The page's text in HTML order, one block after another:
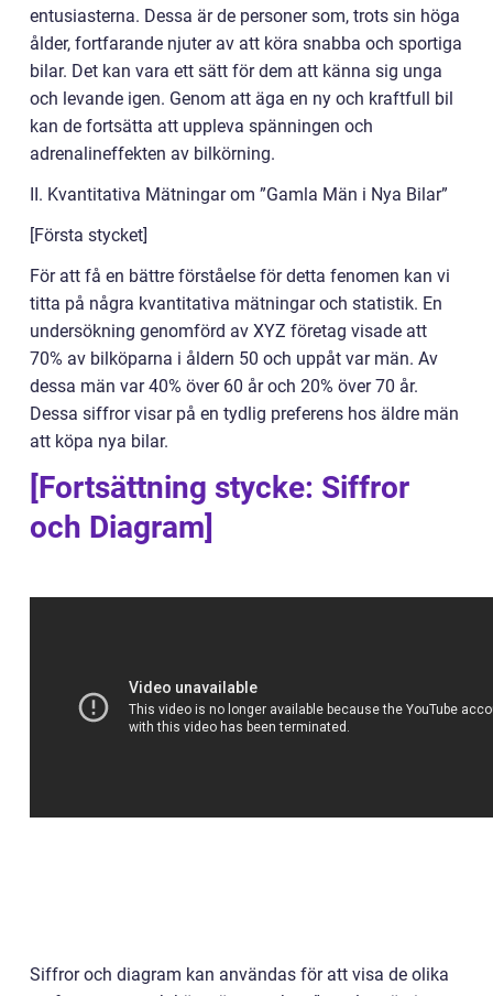
entusiasterna. Dessa är de personer som, trots sin höga
ålder, fortfarande njuter av att köra snabba och sportiga
bilar. Det kan vara ett sätt för dem att känna sig unga
och levande igen. Genom att äga en ny och kraftfull bil
kan de fortsätta att uppleva spänningen och
adrenalineffekten av bilkörning.
II. Kvantitativa Mätningar om ”Gamla Män i Nya Bilar”
[Första stycket]
För att få en bättre förståelse för detta fenomen kan vi
titta på några kvantitativa mätningar och statistik. En
undersökning genomförd av XYZ företag visade att
70% av bilköparna i åldern 50 och uppåt var män. Av
dessa män var 40% över 60 år och 20% över 70 år.
Dessa siffror visar på en tydlig preferens hos äldre män
att köpa nya bilar.
[Fortsättning stycke: Siffror
och Diagram]
Siffror och diagram kan användas för att visa de olika